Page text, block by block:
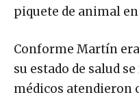
piquete de animal
Conforme Martín
su estado de salud
médicos atendieron